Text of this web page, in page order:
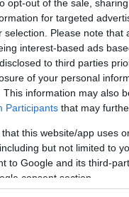
opt-out of the sale,
for targeted
selection. Please note
interest-based ads
to third parties
of your personal
This information may also
Participants that may
that this website/app uses
but not limited to
to Google and its third-
consent section.
που έγιναν
του
του
ο
τον επικεφαλής